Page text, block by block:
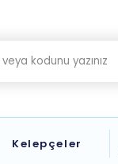
Kelepçeler